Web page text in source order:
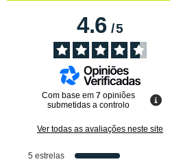
4.6/5
Com base em 7 opiniões
submetidas a controlo
Ver todas as avaliações neste site
5 estrelas